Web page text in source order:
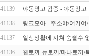
41139 야동망고 검증 - 야동망고
41138 링크모아 - 주소야/여기
41137 일상생활에 지쳐 숨쉴수
41136 웹토끼-뉴토끼/마나토끼/